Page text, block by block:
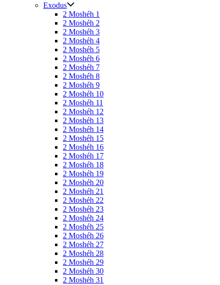
Exodus
2 Moshéh 1
2 Moshéh 2
2 Moshéh 3
2 Moshéh 4
2 Moshéh 5
2 Moshéh 6
2 Moshéh 7
2 Moshéh 8
2 Moshéh 9
2 Moshéh 10
2 Moshéh 11
2 Moshéh 12
2 Moshéh 13
2 Moshéh 14
2 Moshéh 15
2 Moshéh 16
2 Moshéh 17
2 Moshéh 18
2 Moshéh 19
2 Moshéh 20
2 Moshéh 21
2 Moshéh 22
2 Moshéh 23
2 Moshéh 24
2 Moshéh 25
2 Moshéh 26
2 Moshéh 27
2 Moshéh 28
2 Moshéh 29
2 Moshéh 30
2 Moshéh 31